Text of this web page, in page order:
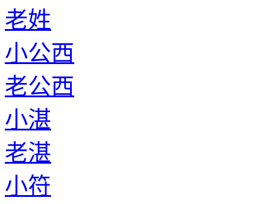
老姓
小公西
老公西
小湛
老湛
小符